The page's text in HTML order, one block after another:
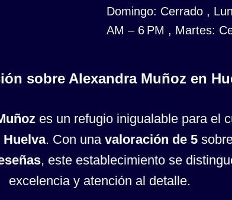
Domingo: Cerrado ,
AM – 6 PM , Martes:
sobre Alexandra Muñoz en
es un refugio inigualable para el
Huelva. Con una valoración de 5
, este establecimiento se
excelencia y atención al detalle.